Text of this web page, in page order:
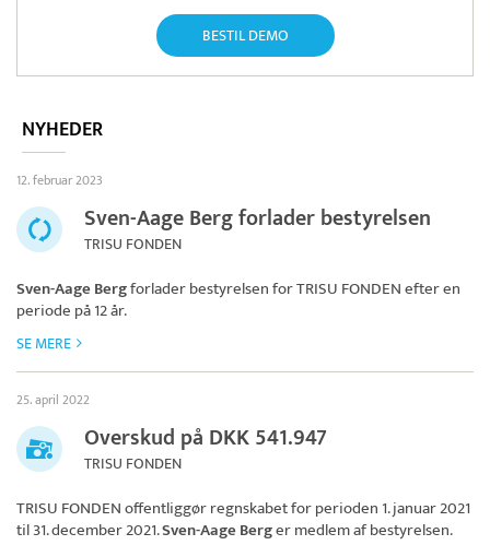
BESTIL DEMO
NYHEDER
12. februar 2023
Sven-Aage Berg forlader bestyrelsen
TRISU FONDEN
Sven-Aage Bergforlader bestyrelsen forTRISU FONDENefter en
periode på 12 år.
SE MERE
25. april 2022
Overskud på DKK 541.947
TRISU FONDEN
TRISU FONDENoffentliggør regnskabet for perioden 1. januar 2021
til 31. december 2021.Sven-Aage Berger medlem af bestyrelsen.